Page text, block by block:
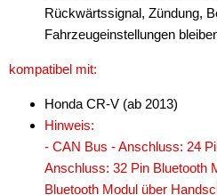
Rückwärtssignal, Zündung,
Fahrzeugeinstellungen
kompatibel mit:
Honda CR-V (ab 2013)
Hinweis:
- CAN Bus - Anschluss: 24
Anschluss: 32 Pin Bluetooth
Bluetooth Modul über